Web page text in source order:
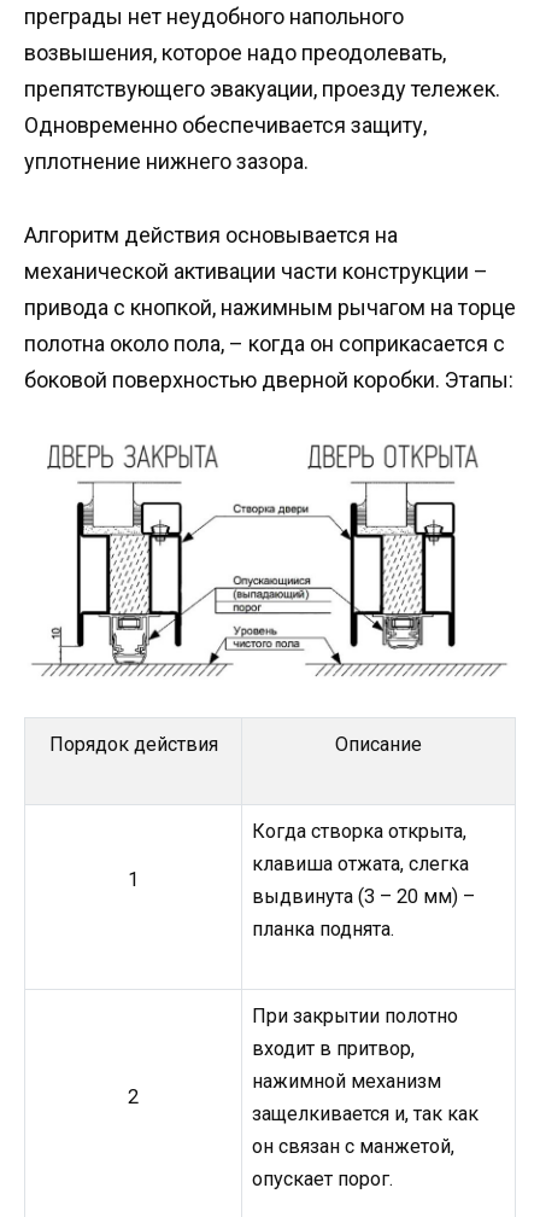
преграды нет неудобного напольного
возвышения, которое надо преодолевать,
препятствующего эвакуации, проезду тележек.
Одновременно обеспечивается защиту,
уплотнение нижнего зазора.
Алгоритм действия основывается на
механической активации части конструкции –
привода с кнопкой, нажимным рычагом на торце
полотна около пола, – когда он соприкасается с
боковой поверхностью дверной коробки. Этапы:
Порядок действия Описание
1
Когда створка открыта,
клавиша отжата, слегка
выдвинута (3 – 20 мм) –
планка поднята.
2
При закрытии полотно
входит в притвор,
нажимной механизм
защелкивается и, так как
он связан с манжетой,
опускает порог.